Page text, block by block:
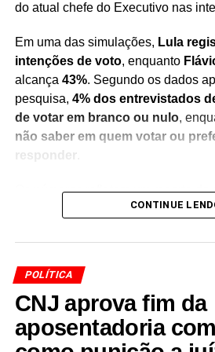
do atual chefe do Executivo nas
Em uma das simulações, Lula
intenções de voto, enquanto
alcança 43%. Segundo os dados
pesquisa, 4% dos entrevistados
de votar em branco ou nulo,
não saber em quem votar ou
Os números refletem um recorte do
momento da realização do
Pesquisas de intenção de voto
resultado definitivo das eleições
para acompanhar a evolução do
tendências entre os eleitores.
A divulgação do levantamento
CONTINUE
POLÍTICA
CNJ aprova fim da
aposentadoria